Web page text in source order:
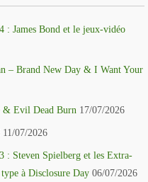
: James Bond et le jeux-vidéo
– Brand New Day & I Want Your
& Evil Dead Burn 17/07/2026
11/07/2026
: Steven Spielberg et les Extra-
à Disclosure Day 06/07/2026